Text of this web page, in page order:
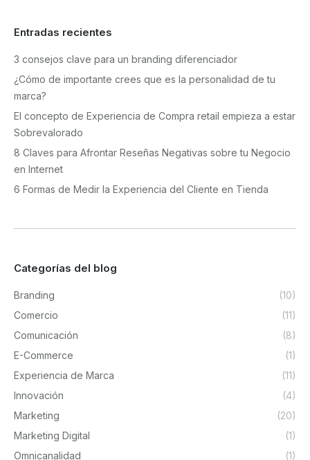
Entradas recientes
3 consejos clave para un branding diferenciador
¿Cómo de importante crees que es la personalidad de tu
marca?
El concepto de Experiencia de Compra retail empieza a estar
Sobrevalorado
8 Claves para Afrontar Reseñas Negativas sobre tu Negocio
en Internet
6 Formas de Medir la Experiencia del Cliente en Tienda
Categorías del blog
Branding
(10)
Comercio
(11)
Comunicación
(8)
E-Commerce
(1)
Experiencia de Marca
(11)
Innovación
(4)
Marketing
(20)
Marketing Digital
(1)
Omnicanalidad
(1)